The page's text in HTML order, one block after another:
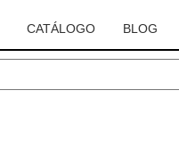
CATÁLOGO BLOG